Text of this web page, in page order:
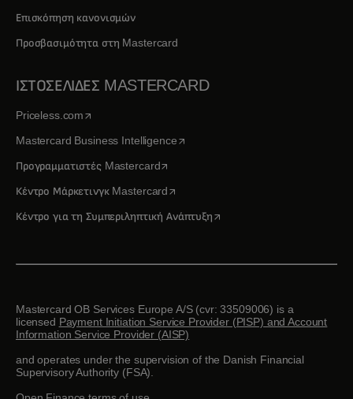
Επισκόπηση κανονισμών
Προσβασιμότητα στη Mastercard
ΙΣΤΟΣΕΛΙΔΕΣ MASTERCARD
Priceless.comopens in a new tab
Mastercard Business Intelligenceopens in a new tab
Προγραμματιστές Mastercardopens in a new tab
Κέντρο Μάρκετινγκ Mastercardopens in a new tab
Κέντρο για τη Συμπεριληπτική Ανάπτυξηopens in a new tab
Mastercard OB Services Europe A/S (cvr: 33509006) is a
licensed Payment Initiation Service Provider (PISP) and Account
Information Service Provider (AISP)
and operates under the supervision of the Danish Financial
Supervisory Authority (FSA).